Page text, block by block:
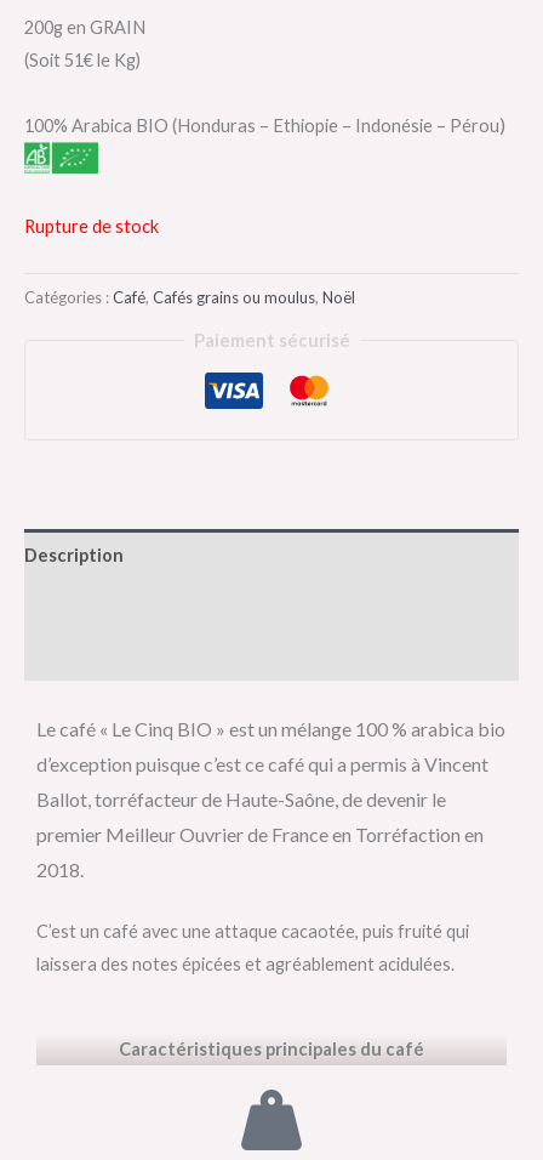
200g en GRAIN
(Soit 51€ le Kg)
100% Arabica BIO (Honduras – Ethiopie – Indonésie – Pérou)
Rupture de stock
Catégories :Café, Cafés grains ou moulus, Noël
Paiement sécurisé
Description
Le café « Le Cinq BIO » est un mélange 100 % arabica bio
d’exception puisque c’est ce café qui a permis à Vincent
Ballot, torréfacteur de Haute-Saône, de devenir le
premier Meilleur Ouvrier de France en Torréfaction en
2018.
C’est un café avec une attaque cacaotée, puis fruité qui
laissera des notes épicées et agréablement acidulées.
Caractéristiques principales du café